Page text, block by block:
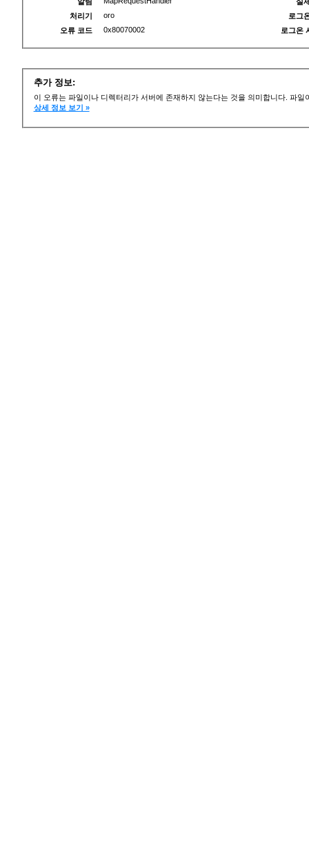
처리기
oro
오류 코드
0x80070002
로그
로그온
추가 정보:
이 오류는 파일이나 디렉터리가 서버에 존재하지 않는다는 것을 의미합니다. 파
상세 정보 보기 »